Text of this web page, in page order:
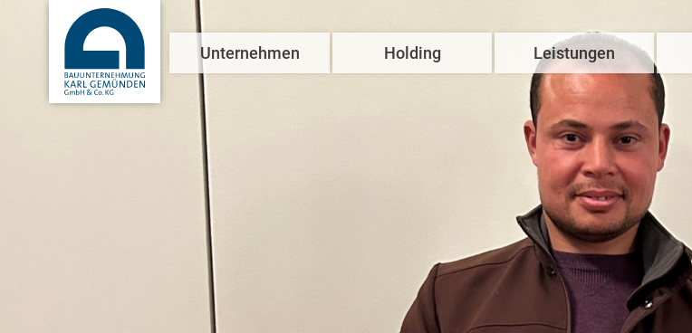
Unternehmen
Referenzen
News & Presse
Engagement
Holding Leistungen
Hausbau
Wohnimmobilien
Gewerbeimmobilien
Forschungs- und Laborgebäude